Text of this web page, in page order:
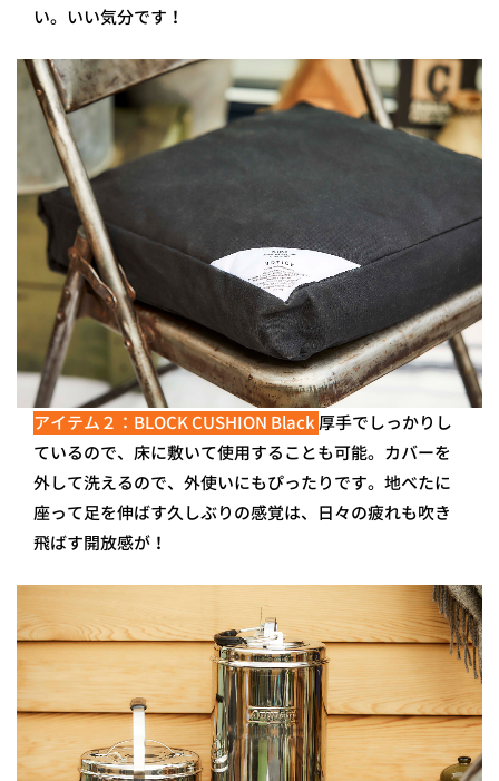
い。いい気分です！
アイテム２：BLOCK CUSHION Black厚手でしっかりし
ているので、床に敷いて使用することも可能。カバーを
外して洗えるので、外使いにもぴったりです。地べたに
座って足を伸ばす久しぶりの感覚は、日々の疲れも吹き
飛ばす開放感が！